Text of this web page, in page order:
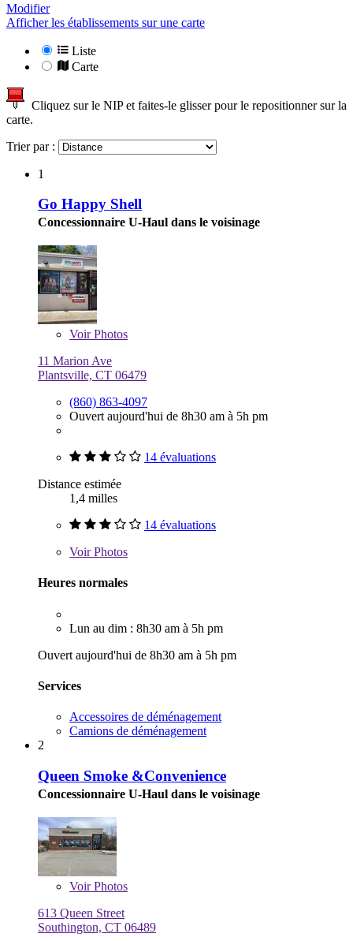
Modifier
Afficher les établissements sur une carte
Liste
Carte
Cliquez sur le NIP et faites-le glisser pour le repositionner sur la
carte.
Trier par :
1
Go Happy Shell
Concessionnaire U-Haul dans le voisinage
VoirPhotos
11 Marion Ave
Plantsville, CT 06479
(860) 863-4097
Ouvert aujourd'hui de 8h30 am à 5h pm
14 évaluations
Distance estimée
1,4 milles
14 évaluations
VoirPhotos
Heures normales
Lun au dim : 8h30 am à 5h pm
Ouvert aujourd'hui de 8h30 am à 5h pm
Services
Accessoires de déménagement
Camions de déménagement
2
Queen Smoke &Convenience
Concessionnaire U-Haul dans le voisinage
VoirPhotos
613 Queen Street
Southington, CT 06489